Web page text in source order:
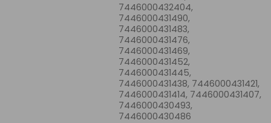
7446000432404,
7446000431490,
7446000431483,
7446000431476,
7446000431469,
7446000431452,
7446000431445,
7446000431438, 7446000431421,
7446000431414, 7446000431407,
7446000430493,
7446000430486